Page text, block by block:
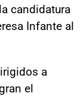
candidatura
Infante al
a
el